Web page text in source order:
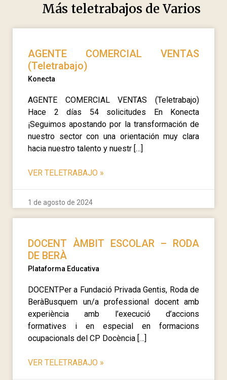
Más teletrabajos deVarios
AGENTE COMERCIAL VENTAS
(Teletrabajo)
Konecta
AGENTE COMERCIAL VENTAS (Teletrabajo)
Hace 2 días 54 solicitudes En Konecta
¡Seguimos apostando por la transformación de
nuestro sector con una orientación muy clara
hacia nuestro talento y nuestr […]
VER TELETRABAJO »
1 de agosto de 2024
DOCENT ÀMBIT ESCOLAR – RODA
DE BERÀ
Plataforma Educativa
DOCENTPer a Fundació Privada Gentis, Roda de
BeràBusquem un/a professional docent amb
experiència amb l’execució d’accions
formatives i en especial en formacions
ocupacionals del CP Docència […]
VER TELETRABAJO »